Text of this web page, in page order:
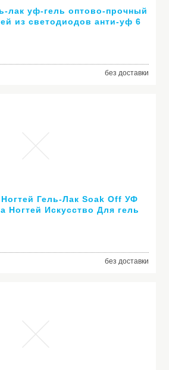
лак уф-гель оптово-прочный
из светодиодов анти-уф 6
без доставки
Гель-Лак Soak Off УФ
Ногтей Искусство Для гель
без доставки